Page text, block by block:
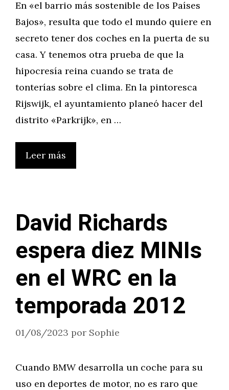
En «el barrio más sostenible de los Países
Bajos», resulta que todo el mundo quiere en
secreto tener dos coches en la puerta de su
casa. Y tenemos otra prueba de que la
hipocresía reina cuando se trata de
tonterías sobre el clima. En la pintoresca
Rijswijk, el ayuntamiento planeó hacer del
distrito «Parkrijk», en …
Leer más
David Richards
espera diez MINIs
en el WRC en la
temporada 2012
01/08/2023 por Sophie
Cuando BMW desarrolla un coche para su
uso en deportes de motor, no es raro que